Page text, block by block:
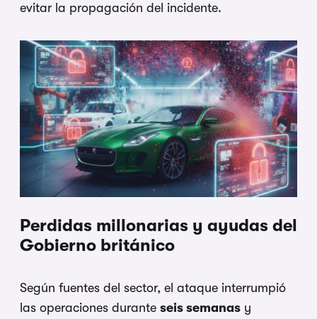
evitar la propagación del incidente.
Perdidas millonarias y ayudas del
Gobierno británico
Según fuentes del sector, el ataque interrumpió
las operaciones durante seis semanas y